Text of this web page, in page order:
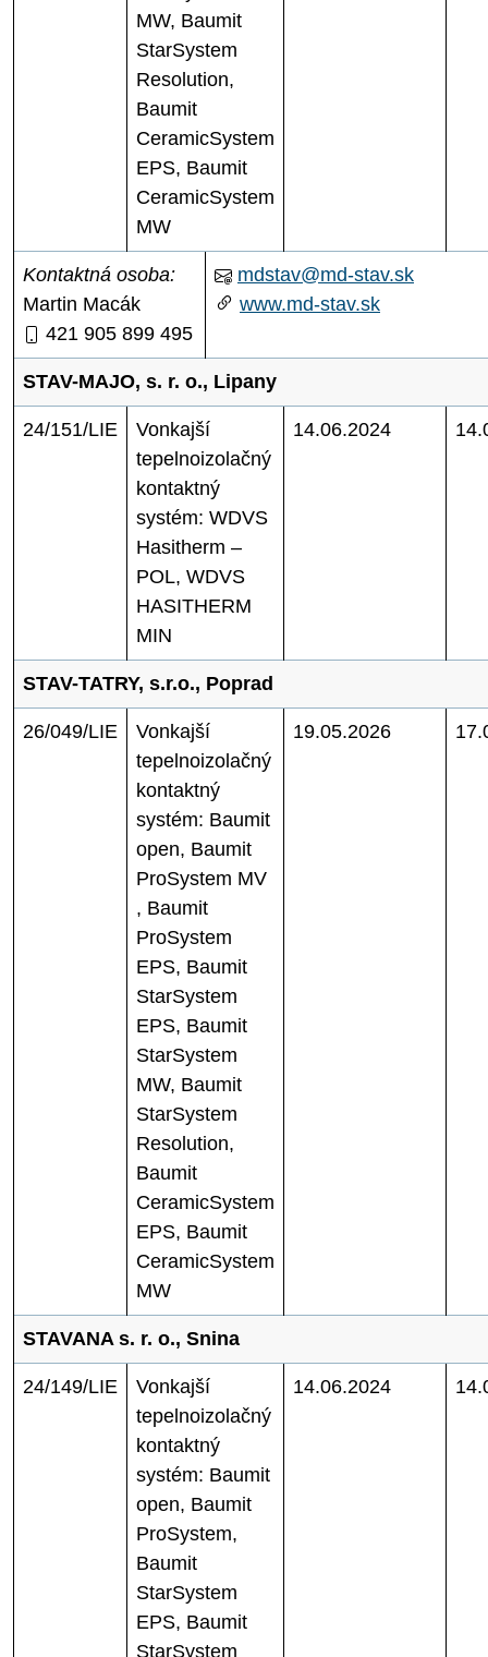
MW, Baumit
StarSystem
Resolution,
Baumit
CeramicSystem
EPS, Baumit
CeramicSystem
MW
Kontaktná osoba:
Martin Macák
421 905 899 495
mdstav@md-stav.sk
www.md-stav.sk
STAV-MAJO, s. r. o., Lipany
24/151/LIE
Vonkajší
tepelnoizolačný
kontaktný
systém: WDVS
Hasitherm –
POL, WDVS
HASITHERM
MIN
14.06.2024
STAV-TATRY, s.r.o., Poprad
26/049/LIE
Vonkajší
tepelnoizolačný
kontaktný
systém: Baumit
open, Baumit
ProSystem MV
, Baumit
ProSystem
EPS, Baumit
StarSystem
EPS, Baumit
StarSystem
MW, Baumit
StarSystem
Resolution,
Baumit
CeramicSystem
EPS, Baumit
CeramicSystem
MW
19.05.2026
STAVANA s. r. o., Snina
24/149/LIE
Vonkajší
tepelnoizolačný
kontaktný
systém: Baumit
open, Baumit
ProSystem,
Baumit
StarSystem
EPS, Baumit
StarSystem
14.06.2024